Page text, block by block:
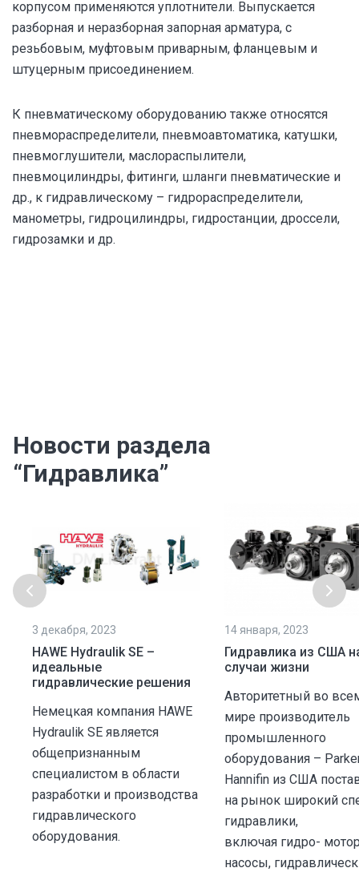
корпусом применяются уплотнители. Выпускается
разборная и неразборная запорная арматура, с
резьбовым, муфтовым приварным, фланцевым и
штуцерным присоединением.
К пневматическому оборудованию также относятся
пневмораспределители, пневмоавтоматика, катушки,
пневмоглушители, маслораспылители,
пневмоцилиндры, фитинги, шланги пневматические и
др., к гидравлическому – гидрораспределители,
манометры, гидроцилиндры, гидростанции, дроссели,
гидрозамки и др.
Новости раздела
“Гидравлика”
3 декабря, 2023
HAWE Hydraulik SE –
идеальные
гидравлические решения
Немецкая компания HAWE
Hydraulik SE является
общепризнанным
специалистом в области
разработки и производства
гидравлического
оборудования.
14 января, 2023
Гидравлика из США
случаи жизни
Авторитетный во
мире производитель
промышленного
оборудования –
Hannifin из США
на рынок широкий
гидравлики,
включая гидро-
насосы,